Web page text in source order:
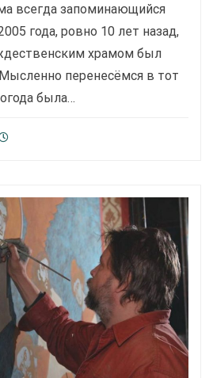
всегда запоминаю­щийся
года, ровно 10 лет назад,
храмом был
перенесёмся в тот
была…